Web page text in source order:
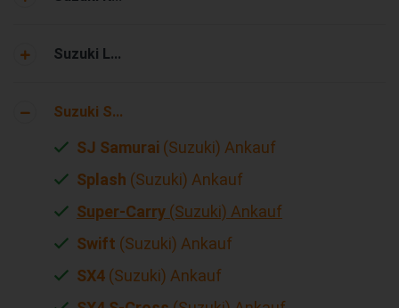
Suzuki L...
Suzuki S...
SJ Samurai (Suzuki) Ankauf
Splash (Suzuki) Ankauf
Super-Carry (Suzuki) Ankauf
Swift (Suzuki) Ankauf
SX4 (Suzuki) Ankauf